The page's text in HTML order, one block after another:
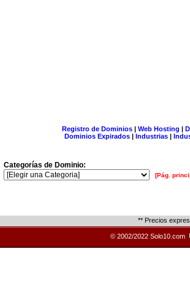
Registro de Dominios| Web Hosting |
Dominios Expirados | Industrias |
Categorías de Dominio:
[Pág.
** Precios
© 2002/2022 Solo10.com